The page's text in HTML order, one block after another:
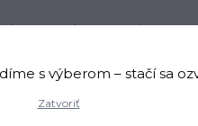
O nás Viac
s výberom – stačí sa
Zatvoriť